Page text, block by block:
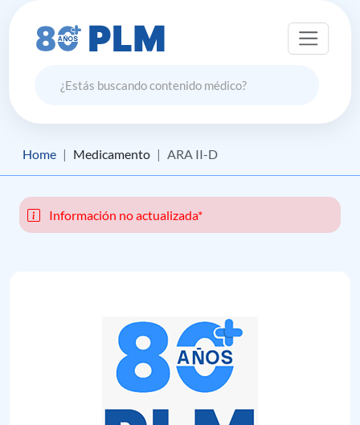
Home Medicamento ARA II-D
Información no actualizada*